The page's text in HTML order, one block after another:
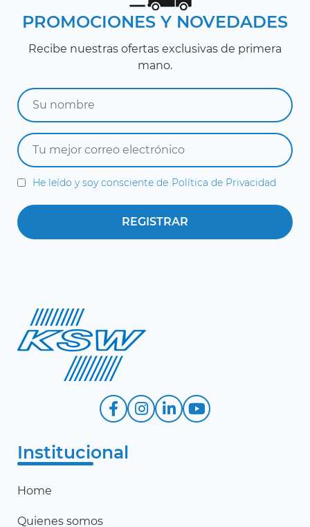
PROMOCIONES Y NOVEDADES
Recibe nuestras ofertas exclusivas de primera
mano.
He leído y soy consciente de Política de Privacidad
Institucional
Home
Quienes somos